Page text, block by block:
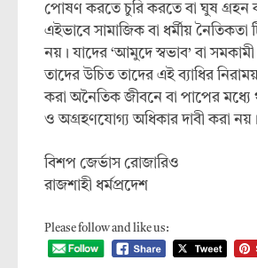
পোষণ করতে চুরি করতে বা ঘুষ গ্রহন
এইভাবে সামাজিক বা ধর্মীয় নৈতিকতা
নয়। যাদের ‘আমুদে স্বভাব’ বা
তাদের উচিত তাদের এই ব্যাধির
করা অনৈতিক জীবনে বা পাপের মধ্যে
ও অগ্রহণযোগ্য অধিকার দাবী করা নয়।
বিশপ জের্ভাস রোজারিও
রাজশাহী ধর্মপ্রদেশ
Please follow and like us: